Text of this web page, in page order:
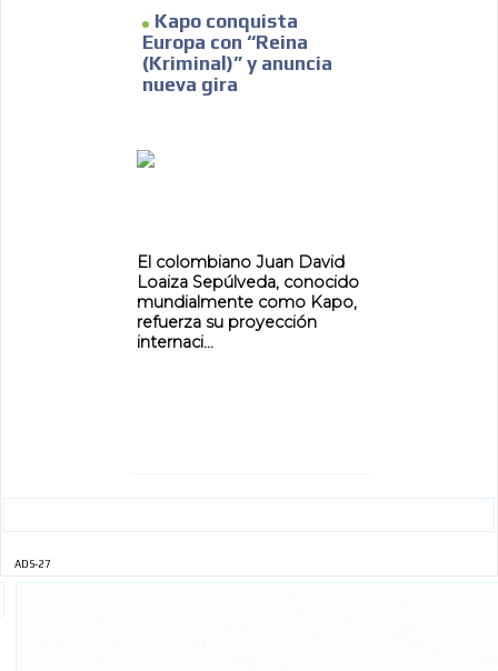
Kapo conquista
Europa con “Reina
(Kriminal)” y anuncia
nueva gira
El colombiano Juan David
Loaiza Sepúlveda, conocido
mundialmente como Kapo,
refuerza su proyección
internaci...
ADS-27